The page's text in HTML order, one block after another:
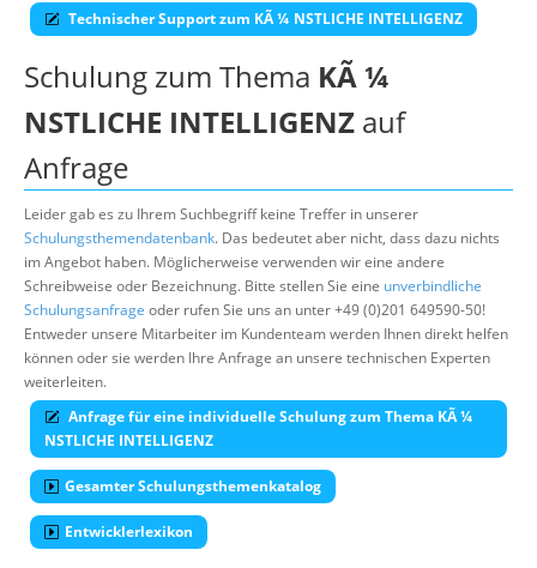
Technischer Support zum KÃ ¼ NSTLICHE INTELLIGENZ
Schulung zum Thema KÃ ¼
NSTLICHE INTELLIGENZ auf
Anfrage
Leider gab es zu Ihrem Suchbegriff keine Treffer in unserer
Schulungsthemendatenbank. Das bedeutet aber nicht, dass dazu nichts
im Angebot haben. Möglicherweise verwenden wir eine andere
Schreibweise oder Bezeichnung. Bitte stellen Sie eine unverbindliche
Schulungsanfrage oder rufen Sie uns an unter +49 (0)201 649590-50!
Entweder unsere Mitarbeiter im Kundenteam werden Ihnen direkt helfen
können oder sie werden Ihre Anfrage an unsere technischen Experten
weiterleiten.
Anfrage für eine individuelle Schulung zum Thema KÃ ¼
NSTLICHE INTELLIGENZ
Gesamter Schulungsthemenkatalog
Entwicklerlexikon